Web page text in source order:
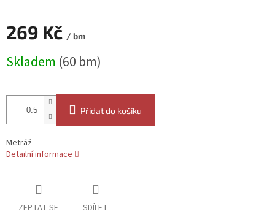
269 Kč / bm
cena:
Skladem (60 bm)
Přidat do košíku
Metráž
Detailní informace
ZEPTAT SE SDÍLET